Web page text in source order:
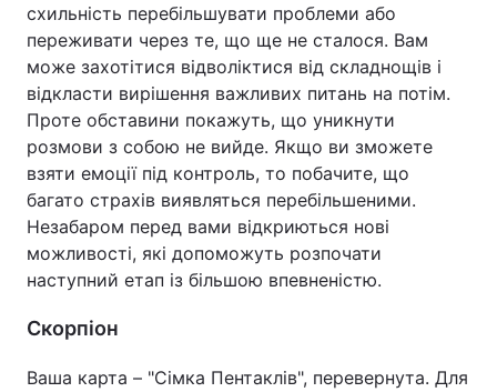
схильність перебільшувати проблеми або
переживати через те, що ще не сталося. Вам
може захотітися відволіктися від складнощів і
відкласти вирішення важливих питань на потім.
Проте обставини покажуть, що уникнути
розмови з собою не вийде. Якщо ви зможете
взяти емоції під контроль, то побачите, що
багато страхів виявляться перебільшеними.
Незабаром перед вами відкриються нові
можливості, які допоможуть розпочати
наступний етап із більшою впевненістю.
Скорпіон
Ваша карта – "Сімка Пентаклів", перевернута. Для